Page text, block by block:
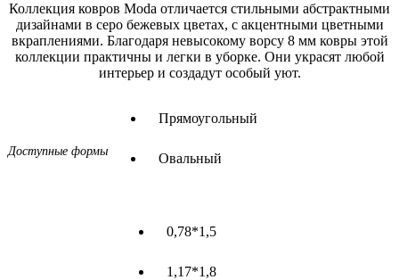
Коллекция ковров Moda отличается стильными абстрактными
дизайнами в серо бежевых цветах, с акцентными цветными
вкраплениями. Благодаря невысокому ворсу 8 мм ковры этой
коллекции практичны и легки в уборке. Они украсят любой
интерьер и создадут особый уют.
Доступные формы
Прямоугольный
Овальный
0,78*1,5
1,17*1,8